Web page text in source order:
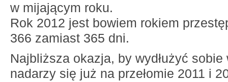
w mijającym roku.
Rok 2012 jest bowiem rokiem
366 zamiast 365 dni.
Najbliższa okazja, by wydłużyć
nadarzy się już na przełomie 2011 i